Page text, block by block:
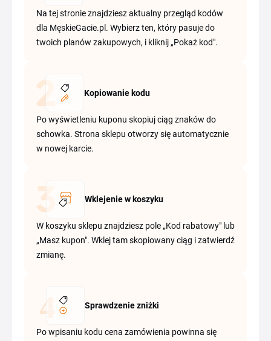
Na tej stronie znajdziesz aktualny przegląd kodów
dla MęskieGacie.pl. Wybierz ten, który pasuje do
twoich planów zakupowych, i kliknij „Pokaż kod".
Kopiowanie kodu
Po wyświetleniu kuponu skopiuj ciąg znaków do
schowka. Strona sklepu otworzy się automatycznie
w nowej karcie.
Wklejenie w koszyku
W koszyku sklepu znajdziesz pole „Kod rabatowy" lub
„Masz kupon". Wklej tam skopiowany ciąg i zatwierdź
zmianę.
Sprawdzenie zniżki
Po wpisaniu kodu cena zamówienia powinna się